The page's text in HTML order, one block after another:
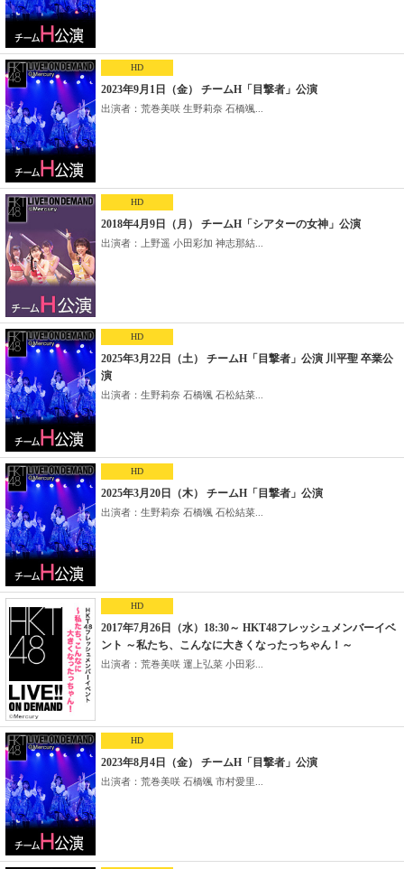
HD
2023年9月1日（金） チームH「目撃者」公演
出演者：荒巻美咲 生野莉奈 石橋颯...
HD
2018年4月9日（月） チームH「シアターの女神」公演
出演者：上野遥 小田彩加 神志那結...
HD
2025年3月22日（土） チームH「目撃者」公演 川平聖 卒業公
演
出演者：生野莉奈 石橋颯 石松結菜...
HD
2025年3月20日（木） チームH「目撃者」公演
出演者：生野莉奈 石橋颯 石松結菜...
HD
2017年7月26日（水）18:30～ HKT48フレッシュメンバーイベ
ント ～私たち、こんなに大きくなったっちゃん！～
出演者：荒巻美咲 運上弘菜 小田彩...
HD
2023年8月4日（金） チームH「目撃者」公演
出演者：荒巻美咲 石橋颯 市村愛里...